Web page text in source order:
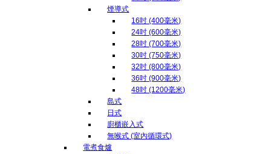
煙導式
16吋 (400毫米)
24吋 (600毫米)
28吋 (700毫米)
30吋 (750毫米)
32吋 (800毫米)
36吋 (900毫米)
48吋 (1200毫米)
島式
日式
廚櫃嵌入式
無喉式 (室內循環式)
電煮食爐